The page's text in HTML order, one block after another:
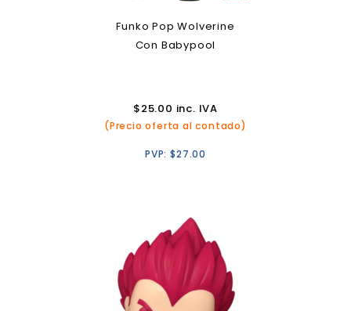
Funko Pop Wolverine
Con Babypool
$25.00 inc. IVA
(Precio oferta al contado)
PVP:$27.00